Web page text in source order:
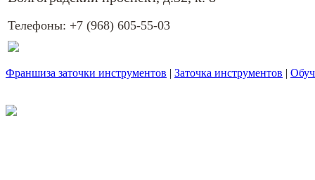
Телефоны: +7 (968) 605-55-03
Франшиза заточки инструментов | Заточка инструментов |